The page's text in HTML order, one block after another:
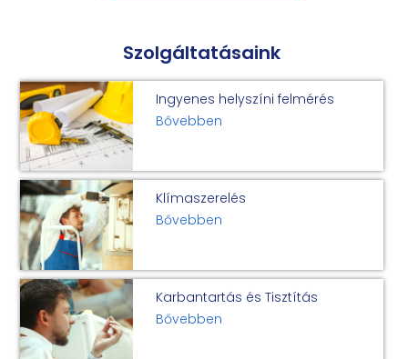
Szolgáltatásaink
Ingyenes helyszíni felmérés
Bővebben
Klímaszerelés
Bővebben
Karbantartás és Tisztítás
Bővebben